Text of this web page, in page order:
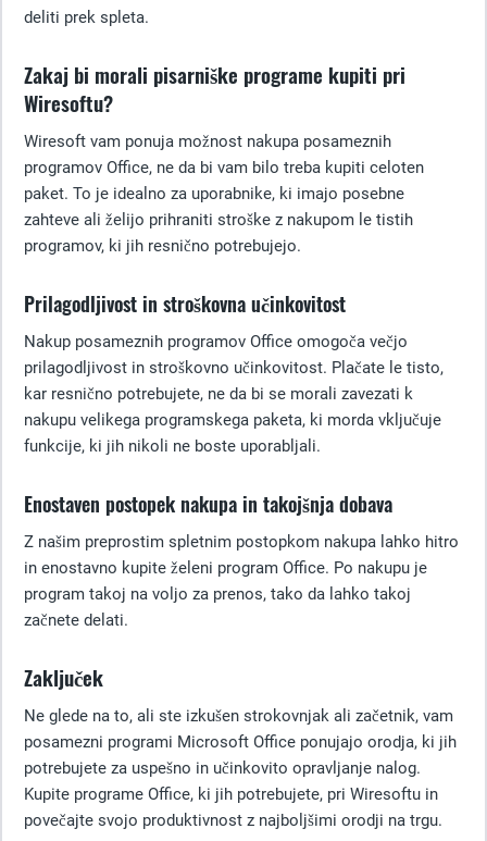
deliti prek spleta.
Zakaj bi morali pisarniške programe kupiti pri
Wiresoftu?
Wiresoft vam ponuja možnost nakupa posameznih
programov Office, ne da bi vam bilo treba kupiti celoten
paket. To je idealno za uporabnike, ki imajo posebne
zahteve ali želijo prihraniti stroške z nakupom le tistih
programov, ki jih resnično potrebujejo.
Prilagodljivost in stroškovna učinkovitost
Nakup posameznih programov Office omogoča večjo
prilagodljivost in stroškovno učinkovitost. Plačate le tisto,
kar resnično potrebujete, ne da bi se morali zavezati k
nakupu velikega programskega paketa, ki morda vključuje
funkcije, ki jih nikoli ne boste uporabljali.
Enostaven postopek nakupa in takojšnja dobava
Z našim preprostim spletnim postopkom nakupa lahko hitro
in enostavno kupite želeni program Office. Po nakupu je
program takoj na voljo za prenos, tako da lahko takoj
začnete delati.
Zaključek
Ne glede na to, ali ste izkušen strokovnjak ali začetnik, vam
posamezni programi Microsoft Office ponujajo orodja, ki jih
potrebujete za uspešno in učinkovito opravljanje nalog.
Kupite programe Office, ki jih potrebujete, pri Wiresoftu in
povečajte svojo produktivnost z najboljšimi orodji na trgu.